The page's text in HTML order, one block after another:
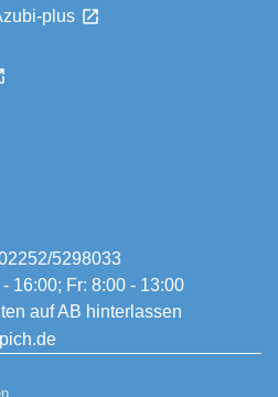
plus
5298033
16:00; Fr: 8:00 - 13:00
auf AB hinterlassen